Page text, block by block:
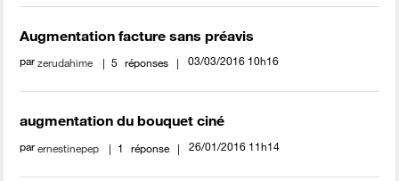
Augmentation facture sans préavis
parzerudahime 5 réponses ‎03/03/2016 10h16
augmentation du bouquet ciné
parernestinepep 1 réponse ‎26/01/2016 11h14